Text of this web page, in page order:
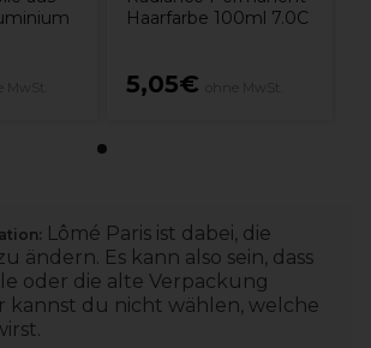
Haarfarbe 100ml 7.0C
5,05€
Lômé Paris ist dabei, die
ändern. Es kann also sein, dass
oder die alte Verpackung
kannst du nicht wählen, welche